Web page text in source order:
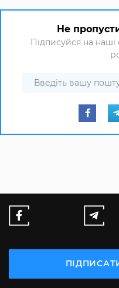
Не
Підписуйся на наші